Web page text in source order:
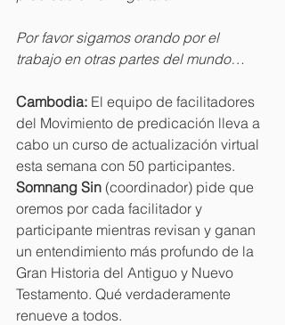
Por favor sigamos orando por el
trabajo en otras partes del mundo…
Cambodia: El equipo de facilitadores
del Movimiento de predicación lleva a
cabo un curso de actualización virtual
esta semana con 50 participantes.
Somnang Sin (coordinador) pide que
oremos por cada facilitador y
participante mientras revisan y ganan
un entendimiento más profundo de la
Gran Historia del Antiguo y Nuevo
Testamento. Qué verdaderamente
renueve a todos.